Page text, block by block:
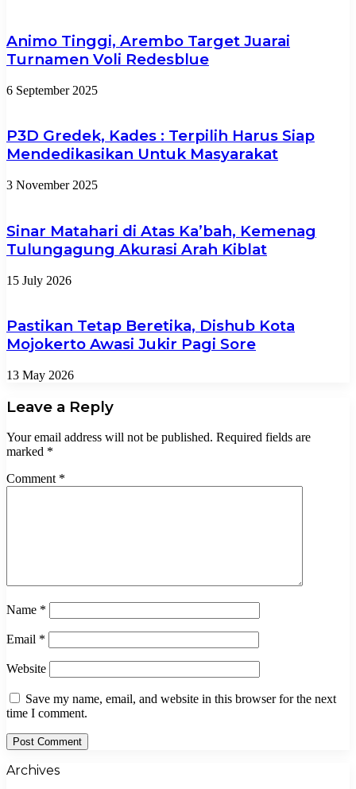
Animo Tinggi, Arembo Target Juarai
Turnamen Voli Redesblue
6 September 2025
P3D Gredek, Kades : Terpilih Harus Siap
Mendedikasikan Untuk Masyarakat
3 November 2025
Sinar Matahari di Atas Ka’bah, Kemenag
Tulungagung Akurasi Arah Kiblat
15 July 2026
Pastikan Tetap Beretika, Dishub Kota
Mojokerto Awasi Jukir Pagi Sore
13 May 2026
Leave a Reply
Your email address will not be published. Required fields are
marked *
Comment *
Name *
Email *
Website
Save my name, email, and website in this browser for the next
time I comment.
Archives